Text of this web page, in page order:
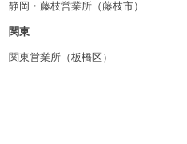
静岡・藤枝営業所（藤枝市）
関東
関東営業所（板橋区）